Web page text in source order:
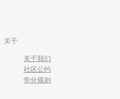
关于
关于我们
社区公约
学分规则